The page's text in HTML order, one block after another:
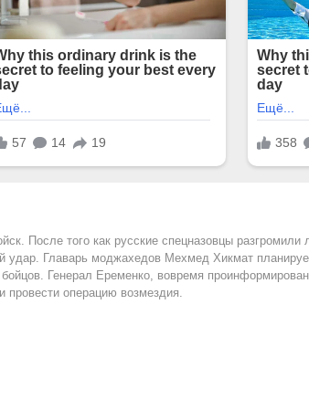
После того как русские спецназовцы разгромили
удар. Главарь моджахедов Мехмед Хикмат
Генерал Еременко, вовремя
операцию возмездия.